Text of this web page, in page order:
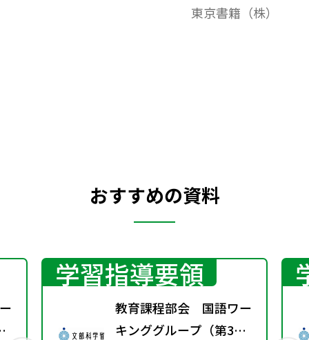
東京書籍（株）
おすすめの資料
学習指導要領
教育課程部会 国語ワー
キンググループ（第3